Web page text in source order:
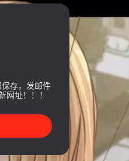
存，发邮件
网址！！！